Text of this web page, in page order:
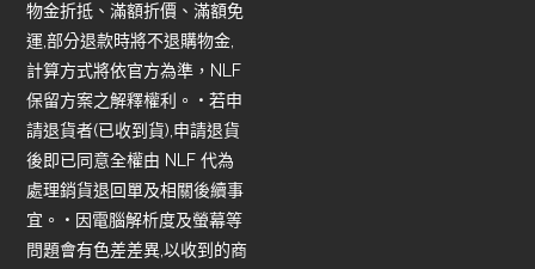
物金折抵、滿額折價、滿額免
運,部分退款時將不退購物金,
計算方式將依官方為準，NLF
保留方案之解釋權利。 • 若申
請退貨者(已收到貨),申請退貨
後即已同意全權由 NLF 代為
處理銷貨退回單及相關後續事
宜。 • 因電腦解析度及螢幕等
問題會有色差差異,以收到的商